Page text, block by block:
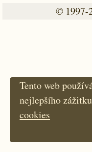
© 1997-
Tento web
nejlepšího
cookies